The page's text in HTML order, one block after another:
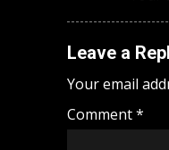
Leave a
Your email
Comment*